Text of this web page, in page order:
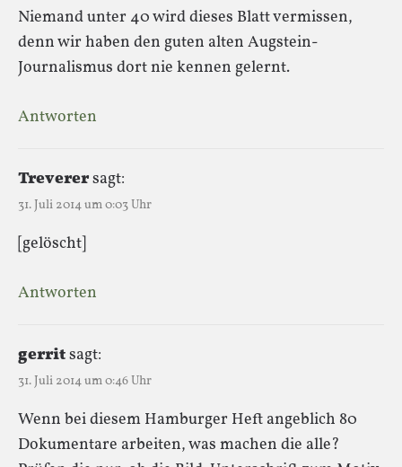
Niemand unter 40 wird dieses Blatt vermissen,
denn wir haben den guten alten Augstein-
Journalismus dort nie kennen gelernt.
Antworten
Treverersagt:
31. Juli 2014 um 0:03 Uhr
[gelöscht]
Antworten
gerritsagt:
31. Juli 2014 um 0:46 Uhr
Wenn bei diesem Hamburger Heft angeblich 80
Dokumentare arbeiten, was machen die alle?